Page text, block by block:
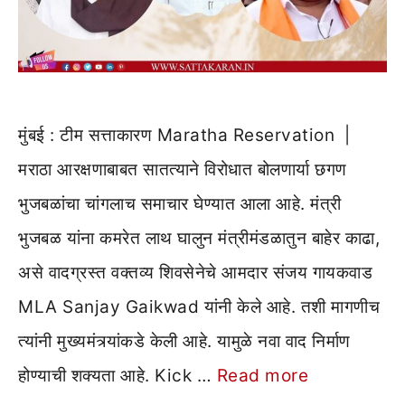
मुंबई : टीम सत्ताकारण Maratha Reservation |
मराठा आरक्षणाबाबत सातत्याने विरोधात बोलणार्या छगण
भुजबळांचा चांगलाच समाचार घेण्यात आला आहे. मंत्री
भुजबळ यांना कमरेत लाथ घालुन मंत्रीमंडळातुन बाहेर काढा,
असे वादग्रस्त वक्तव्य शिवसेनेचे आमदार संजय गायकवाड
MLA Sanjay Gaikwad यांनी केले आहे. तशी मागणीच
त्यांनी मुख्यमंत्र्यांकडे केली आहे. यामुळे नवा वाद निर्माण
होण्याची शक्यता आहे. Kick … Read more